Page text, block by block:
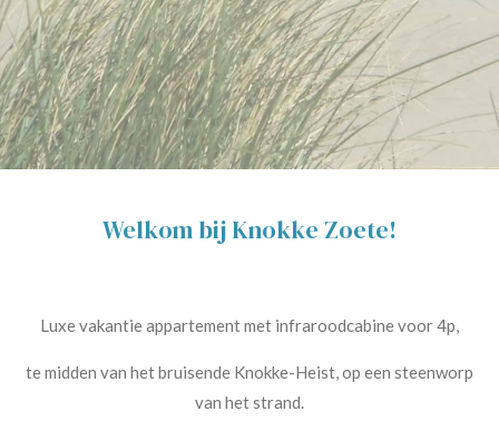
Welkom bij Knokke Zoete!
Luxe vakantie appartement met infraroodcabine voor 4p,
te midden van het bruisende Knokke-Heist, op een steenworp
van het strand.